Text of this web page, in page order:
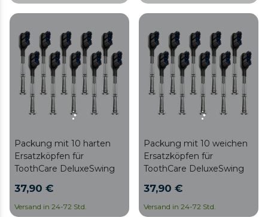
Packung mit 10 harten
Ersatzköpfen für
ToothCare DeluxeSwing
37,90 €
Versand in 24-72 Std.
Packung mit 10 weichen
Ersatzköpfen für
ToothCare DeluxeSwing
37,90 €
Versand in 24-72 Std.